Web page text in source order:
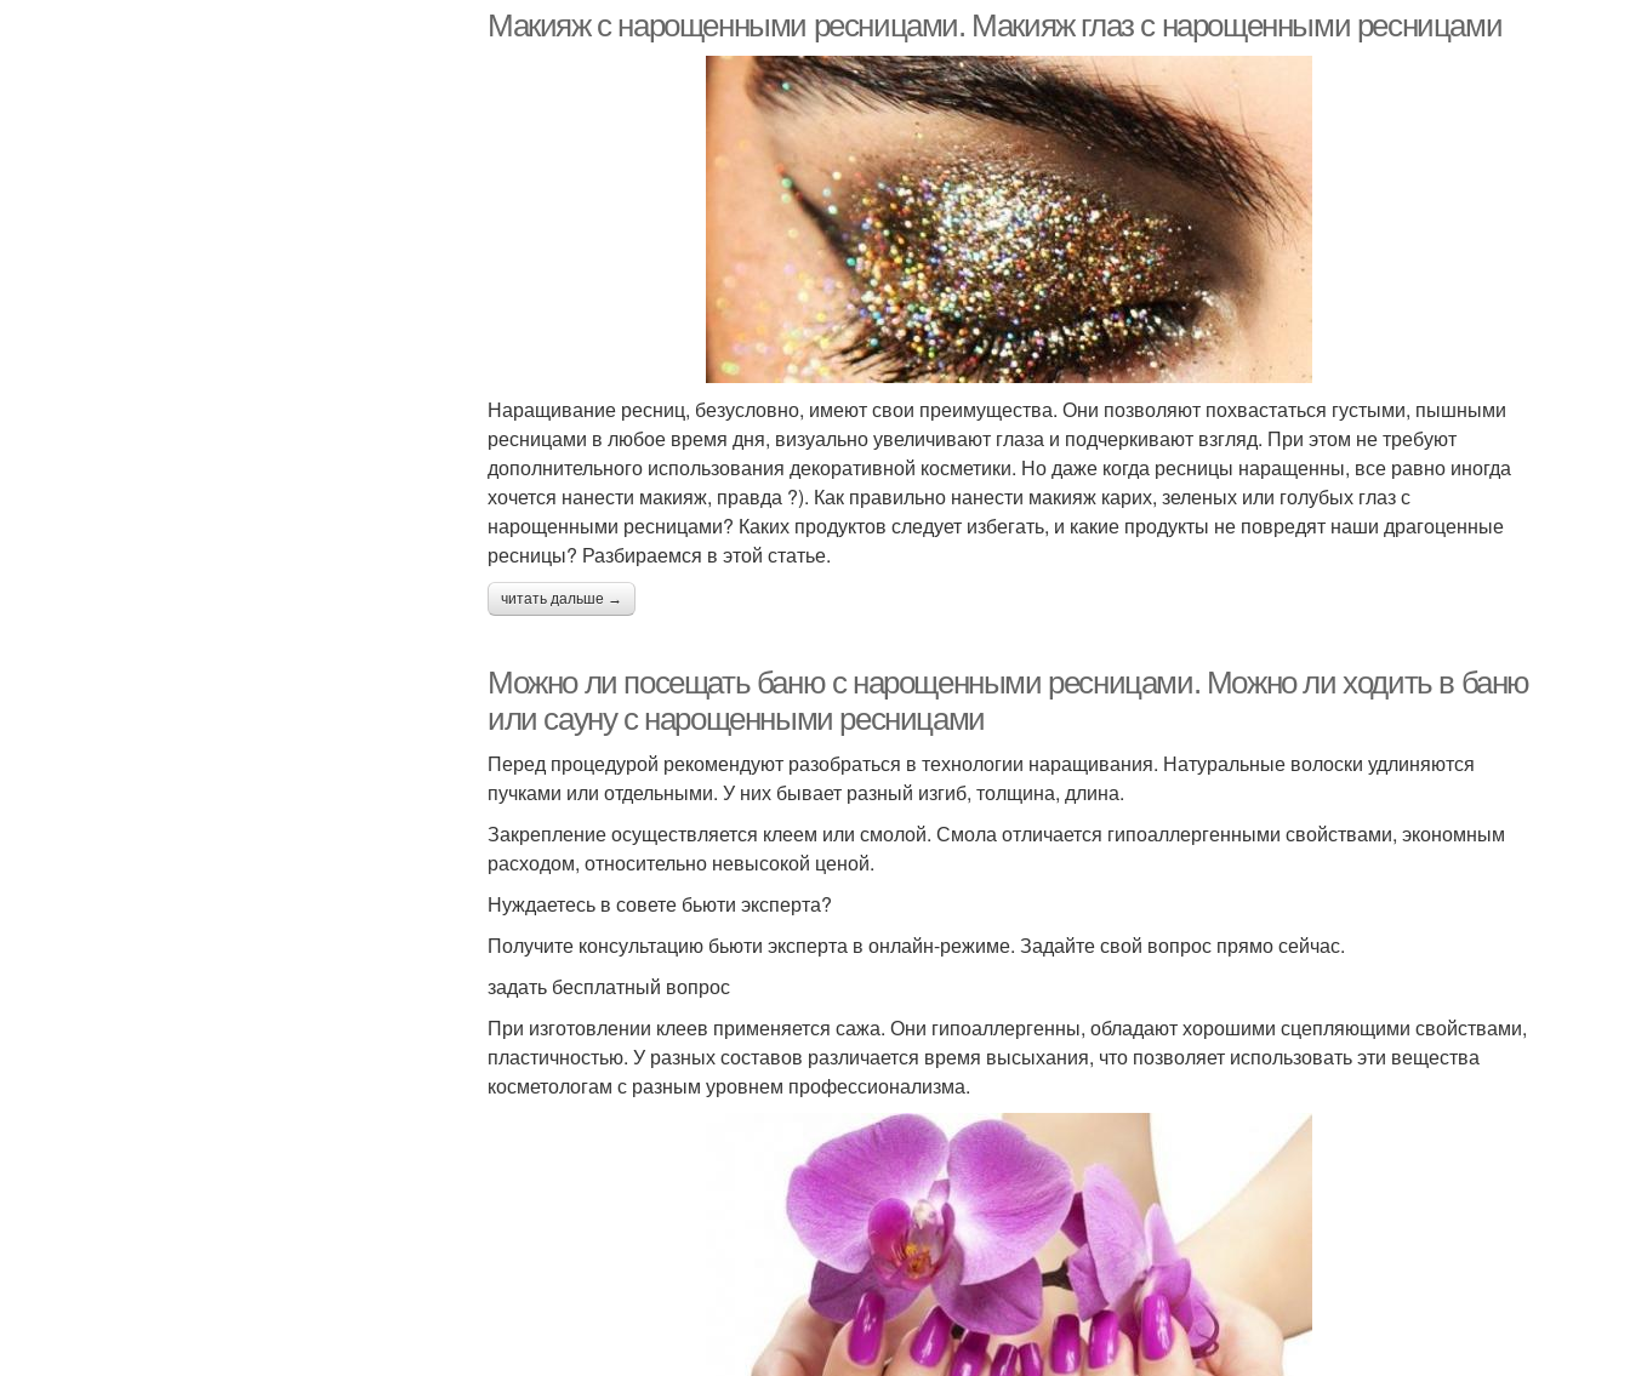
Макияж с нарощенными ресницами. Макияж глаз с нарощенными ресницами
Наращивание ресниц, безусловно, имеют свои преимущества. Они позволяют похвастаться густыми, пышными
ресницами в любое время дня, визуально увеличивают глаза и подчеркивают взгляд. При этом не требуют
дополнительного использования декоративной косметики. Но даже когда ресницы наращенны, все равно иногда
хочется нанести макияж, правда ?). Как правильно нанести макияж карих, зеленых или голубых глаз с
нарощенными ресницами? Каких продуктов следует избегать, и какие продукты не повредят наши драгоценные
ресницы? Разбираемся в этой статье.
читать дальше →
Можно ли посещать баню с нарощенными ресницами. Можно ли ходить в баню
или сауну с нарощенными ресницами
Перед процедурой рекомендуют разобраться в технологии наращивания. Натуральные волоски удлиняются
пучками или отдельными. У них бывает разный изгиб, толщина, длина.
Закрепление осуществляется клеем или смолой. Смола отличается гипоаллергенными свойствами, экономным
расходом, относительно невысокой ценой.
Нуждаетесь в совете бьюти эксперта?
Получите консультацию бьюти эксперта в онлайн-режиме. Задайте свой вопрос прямо сейчас.
задать бесплатный вопрос
При изготовлении клеев применяется сажа. Они гипоаллергенны, обладают хорошими сцепляющими свойствами,
пластичностью. У разных составов различается время высыхания, что позволяет использовать эти вещества
косметологам с разным уровнем профессионализма.